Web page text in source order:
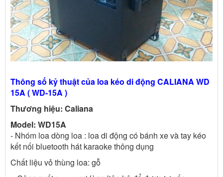
Thông số kỷ thuật của loa kéo di động CALIANA WD
15A ( WD-15A )
Thương hiệu: Caliana
Model: WD15A
- Nhóm loa dòng loa : loa di động có bánh xe và tay kéo
kết nối bluetooth hát karaoke thông dụng
Chất liệu vỏ thùng loa: gỗ